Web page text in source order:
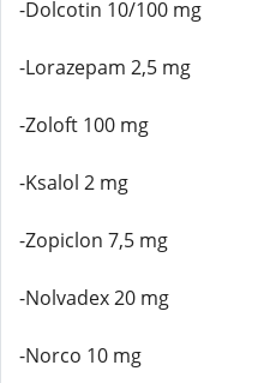
-Dolcotin 10/100 mg
-Lorazepam 2,5 mg
-Zoloft 100 mg
-Ksalol 2 mg
-Zopiclon 7,5 mg
-Nolvadex 20 mg
-Norco 10 mg